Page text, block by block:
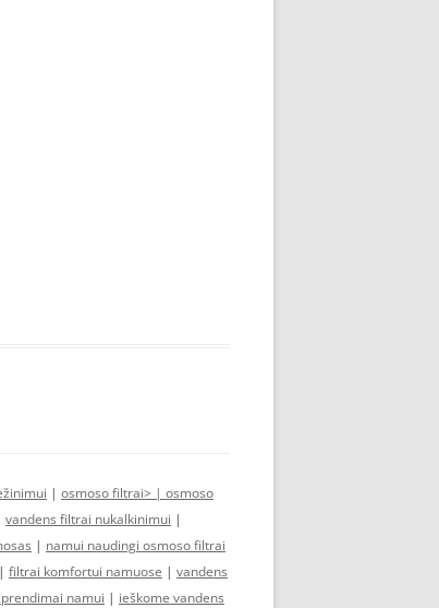
| osmoso filtrai> | osmoso
vandens filtrai nukalkinimui |
| namui naudingi osmoso filtrai
| filtrai komfortui namuose | vandens
namui | ieškome vandens